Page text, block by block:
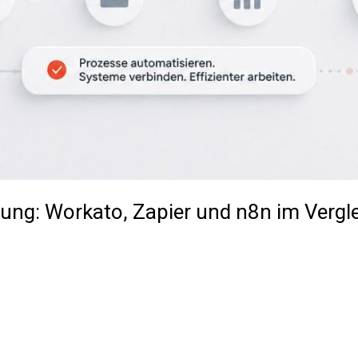
Workato, Zapier und n8n im